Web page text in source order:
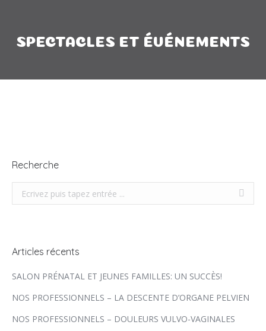
SPECTACLES ET ÉVÉNEMENTS
Recherche
Recherche
Articles récents
SALON PRÉNATAL ET JEUNES FAMILLES: UN SUCCÈS!
NOS PROFESSIONNELS – LA DESCENTE D’ORGANE PELVIEN
NOS PROFESSIONNELS – DOULEURS VULVO-VAGINALES